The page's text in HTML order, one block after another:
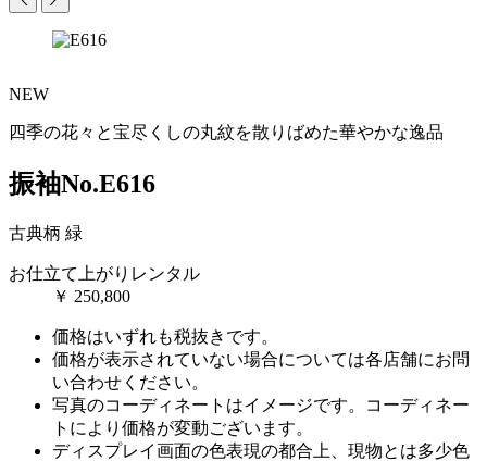
NEW
四季の花々と宝尽くしの丸紋を散りばめた華やかな逸品
振袖No.E616
古典柄 緑
お仕立て上がりレンタル
￥ 250,800
価格はいずれも税抜きです。
価格が表示されていない場合については各店舗にお問
い合わせください。
写真のコーディネートはイメージです。コーディネー
トにより価格が変動ございます。
ディスプレイ画面の色表現の都合上、現物とは多少色